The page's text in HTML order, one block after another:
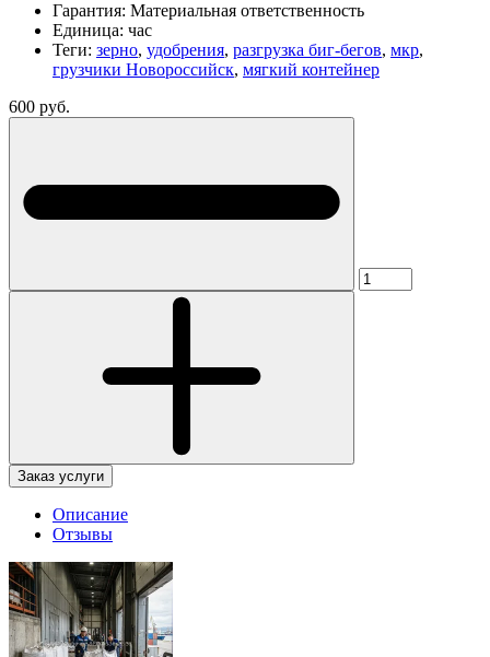
Гарантия: Материальная ответственность
Единица: час
Теги: зерно, удобрения, разгрузка биг-бегов, мкр,
грузчики Новороссийск, мягкий контейнер
600 руб.
Заказ услуги
Описание
Отзывы